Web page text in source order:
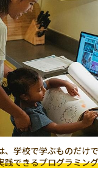
、学校で学ぶものだけ
践できるプログラミン